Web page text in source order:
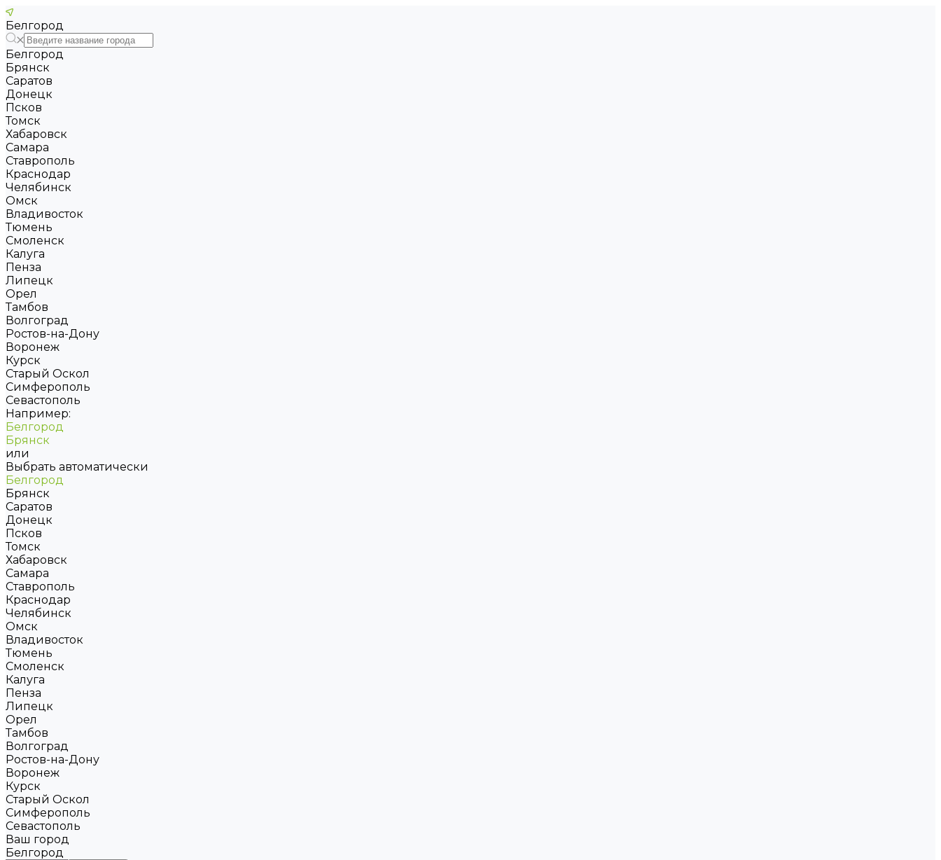
Белгород
Белгород
Брянск
Саратов
Донецк
Псков
Томск
Хабаровск
Самара
Ставрополь
Краснодар
Челябинск
Омск
Владивосток
Тюмень
Смоленск
Калуга
Пенза
Липецк
Орел
Тамбов
Волгоград
Ростов-на-Дону
Воронеж
Курск
Старый Оскол
Симферополь
Севастополь
Например:
Белгород
Брянск
или
Выбрать автоматически
Белгород
Брянск
Саратов
Донецк
Псков
Томск
Хабаровск
Самара
Ставрополь
Краснодар
Челябинск
Омск
Владивосток
Тюмень
Смоленск
Калуга
Пенза
Липецк
Орел
Тамбов
Волгоград
Ростов-на-Дону
Воронеж
Курск
Старый Оскол
Симферополь
Севастополь
Ваш город
Белгород